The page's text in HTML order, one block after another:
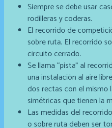
Siempre se debe usar
rodilleras y coderas.
El recorrido de
sobre ruta. El recorrido
circuito cerrado.
Se llama “pista” al
una instalación al aire
dos rectas con el mismo
simétricas que tienen la
Las medidas del
o sobre ruta deben ser